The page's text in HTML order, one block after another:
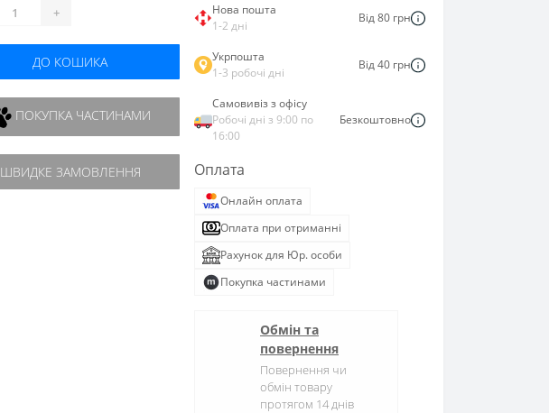
+
ДО КОШИКА
ПОКУПКА ЧАСТИНАМИ
ШВИДКЕ ЗАМОВЛЕННЯ
Нова пошта
1-2 дні
Від 80 грн
Укрпошта
1-3 робочі дні
Від 40 грн
Самовивіз з офісу
Робочі дні з 9:00 по
16:00
Безкоштовно
Оплата
Онлайн оплата
Оплата при отриманні
Рахунок для Юр. особи
Покупка частинами
Обмін та
повернення
Повернення чи
обмін товару
протягом 14 днів